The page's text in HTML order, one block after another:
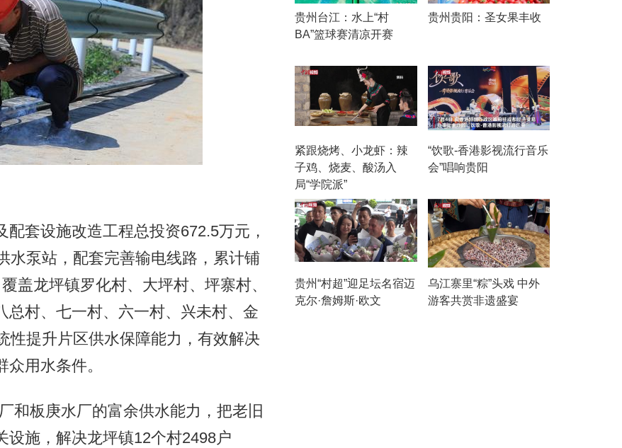
套设施改造工程总投资672.5万元，
水泵站，配套完善输电线路，累计铺
盖龙坪镇罗化村、大坪村、坪寨村、
总村、七一村、六一村、兴未村、金
性提升片区供水保障能力，有效解决
用水条件。
板庚水厂的富余供水能力，把老旧
施，解决龙坪镇12个村2498户
贵州台江：水上“村
BA”篮球赛清凉开赛
贵州贵阳：圣女果丰收
紧跟烧烤、小龙虾：辣
子鸡、烧麦、酸汤入
局“学院派”
“饮歌-香港影视流行音乐
会”唱响贵阳
贵州“村超”迎足坛名宿迈
克尔·詹姆斯·欧文
乌江寨里“粽”头戏 中外
游客共赏非遗盛宴